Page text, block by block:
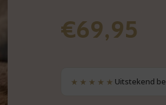
€69,95
★★★★★ Uitstekend